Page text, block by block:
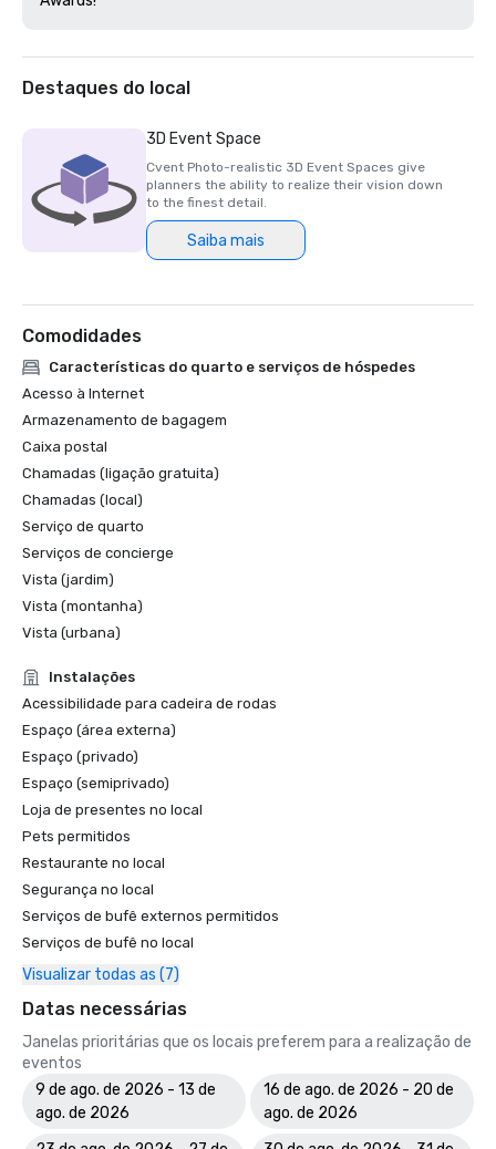
Destaques do local
3D Event Space
Cvent Photo-realistic 3D Event Spaces give
planners the ability to realize their vision down
to the finest detail.
Saiba mais
Comodidades
Características do quarto e serviços de hóspedes
Acesso à Internet
Armazenamento de bagagem
Caixa postal
Chamadas (ligação gratuita)
Chamadas (local)
Serviço de quarto
Serviços de concierge
Vista (jardim)
Vista (montanha)
Vista (urbana)
Instalações
Acessibilidade para cadeira de rodas
Espaço (área externa)
Espaço (privado)
Espaço (semiprivado)
Loja de presentes no local
Pets permitidos
Restaurante no local
Segurança no local
Serviços de bufê externos permitidos
Serviços de bufê no local
Visualizar todas as (7)
Datas necessárias
Janelas prioritárias que os locais preferem para a realização de
eventos
9 de ago. de 2026 - 13 de
ago. de 2026
16 de ago. de 2026 - 20 de
ago. de 2026